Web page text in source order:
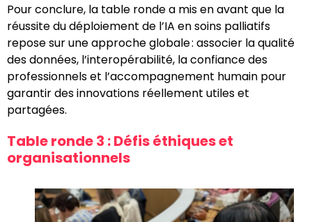
Pour conclure, la table ronde a mis en avant que la
réussite du déploiement de l’IA en soins palliatifs
repose sur une approche globale : associer la qualité
des données, l’interopérabilité, la confiance des
professionnels et l’accompagnement humain pour
garantir des innovations réellement utiles et
partagées.
Table ronde 3 : Défis éthiques et
organisationnels